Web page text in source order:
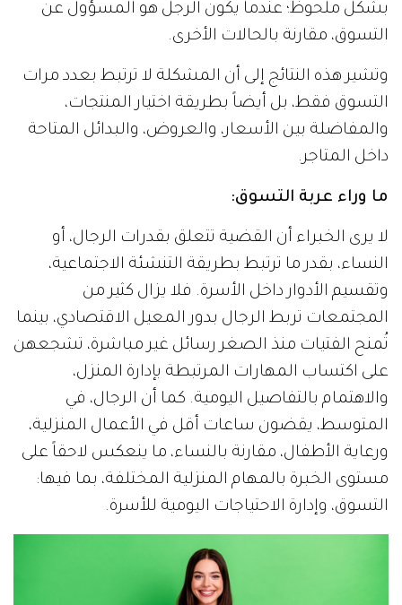
بشكل ملحوظ؛ عندما يكون الرجل هو المسؤول عن
التسوق، مقارنة بالحالات الأخرى.
وتشير هذه النتائج إلى أن المشكلة لا ترتبط بعدد مرات
التسوق فقط، بل أيضاً بطريقة اختيار المنتجات،
والمفاضلة بين الأسعار، والعروض، والبدائل المتاحة
داخل المتاجر.
ما وراء عربة التسوق:
لا يرى الخبراء أن القضية تتعلق بقدرات الرجال، أو
النساء، بقدر ما ترتبط بطريقة التنشئة الاجتماعية،
وتقسيم الأدوار داخل الأسرة. فلا يزال كثير من
المجتمعات تربط الرجال بدور المعيل الاقتصادي، بينما
تُمنح الفتيات منذ الصغر رسائل غير مباشرة، تشجعهن
على اكتساب المهارات المرتبطة بإدارة المنزل،
والاهتمام بالتفاصيل اليومية. كما أن الرجال، في
المتوسط، يقضون ساعات أقل في الأعمال المنزلية،
ورعاية الأطفال، مقارنة بالنساء، ما ينعكس لاحقاً على
مستوى الخبرة بالمهام المنزلية المختلفة، بما فيها:
التسوق، وإدارة الاحتياجات اليومية للأسرة.